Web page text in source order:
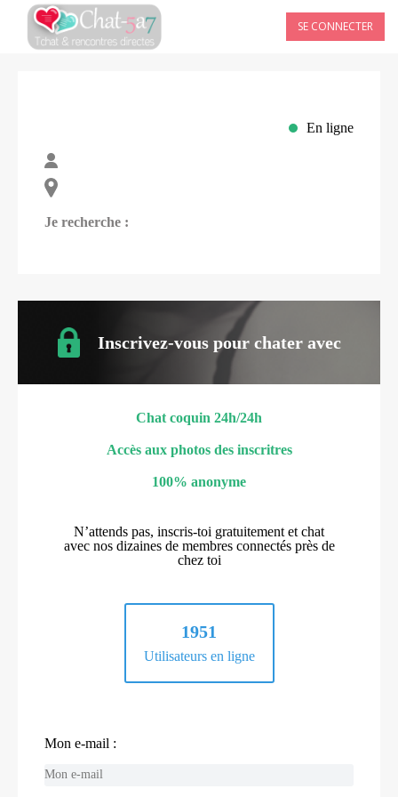
SE CONNECTER
En ligne
Je recherche :
Inscrivez-vous pour chater avec
Chat coquin 24h/24h
Accès aux photos des inscritres
100% anonyme
N’attends pas, inscris-toi gratuitement et chat
avec nos dizaines de membres connectés près de
chez toi
1951
Utilisateurs en ligne
Mon e-mail :